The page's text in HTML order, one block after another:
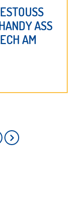
ASS
AM